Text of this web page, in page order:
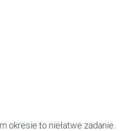
okresie to niełatwe zadanie.